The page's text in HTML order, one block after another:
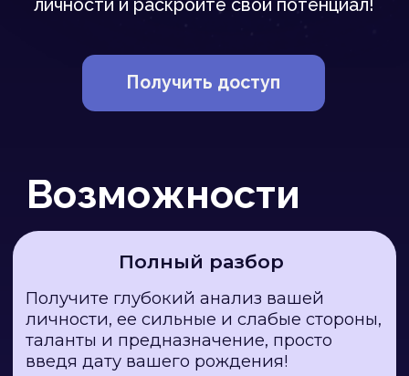
Энергия договора
Рассчитайте совместимость с вашим
партнером, другом или коллегой! Это
отношения, крепкую дружбу и принесет
успех в делах!
Узнайте, что потенциально принесут
взаимоотношения с человеком и как
улучшить их.
таланты и предназначение, просто
Обретите ценные советы, которые
повысят качество вашей жизни и
выведут вас на новый уровень развития
и познания этого мира!